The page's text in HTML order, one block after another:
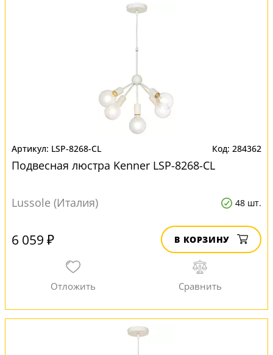
LSP-8268-CL 284362
Подвесная люстра Kenner LSP-8268-CL
Lussole (Италия) 48 шт.
6 059 ₽ В КОРЗИНУ